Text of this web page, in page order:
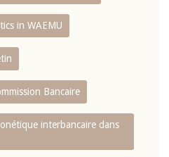
in WAEMU
Bancaire
interbancaire dans